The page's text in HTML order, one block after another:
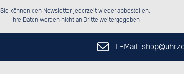
██░░░░░░██░░██░░██░░██░░░░░░██░░
██████░░██████░░██████░░░░████░░
██░░██░░░░░░██░░░░░░██░░██░░░░░░
Bitte tragen Sie die Zahl in
das nebenstehende Feld ein.
Sie können den Newsletter jederzeit wieder abbestellen.
Ihre Daten werden nicht an Dritte weitergegeben
E-Mail: shop@